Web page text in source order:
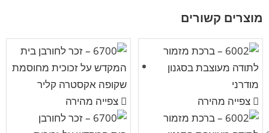
מוצרים קשורים
צפייה מהירה צפייה מהירה